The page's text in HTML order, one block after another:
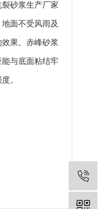
砂浆生产厂家
面不受风雨及
效果。赤峰砂浆
与底面粘结牢
。